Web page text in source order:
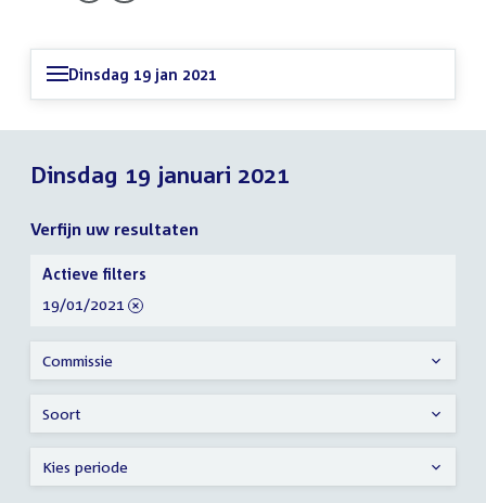
Dinsdag 19 jan 2021
Dinsdag 19 januari 2021
Verfijn uw resultaten
Verfijn
uw
resultaten
Actieve filters
verwijder
19/01/2021
Commissie
Soort
Kies periode